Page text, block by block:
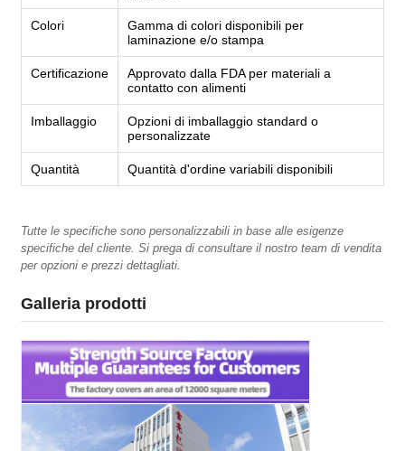
Colori
Gamma di colori disponibili per
laminazione e/o stampa
Certificazione
Approvato dalla FDA per materiali a
contatto con alimenti
Imballaggio
Opzioni di imballaggio standard o
personalizzate
Quantità Quantità d'ordine variabili disponibili
Tutte le specifiche sono personalizzabili in base alle esigenze
specifiche del cliente. Si prega di consultare il nostro team di vendita
per opzioni e prezzi dettagliati.
Galleria prodotti